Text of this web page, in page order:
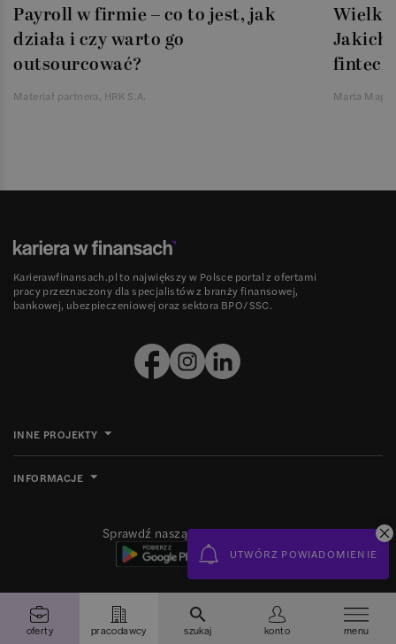
oferty pracodawcy szukaj konto menu
Payroll w firmie – co to jest, jak
działa i czy warto go
outsourcować?
Materiał partnera, HRK S.A.
Jakich
Marta
UTWÓRZ POWIADOMIENIE
Karierawfinansach.pl to największy w Polsce portal z ofertami
pracy przeznaczony dla specjalistów z branży finansowej,
bankowej, ubezpieczeniowej oraz sektora BPO/SSC.
INNE PROJEKTY
INFORMACJE
Sprawdź naszą aplikację mobilną
Ⓒ 2008- 2026Grupa MBE sp. z o.o. Wszelkie prawa zastrzeżone.